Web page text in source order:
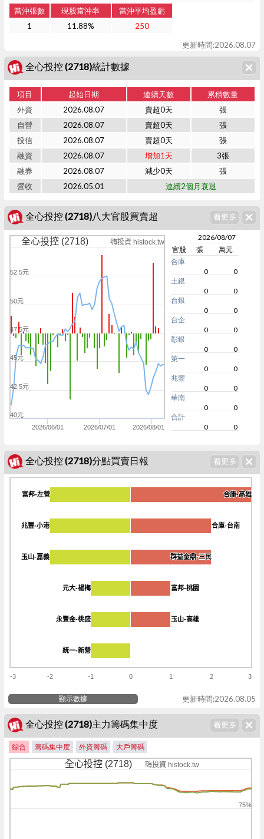
當沖張數 現股當沖率
當沖平均盈虧
1
11.88%
250
更新時間:2026.08.07
全心投控 (2718)統計數據
項目 起始日期 連續天數
累積數量
外資
2026.08.07 賣超0天
張
自營
2026.08.07 賣超0天
張
投信
2026.08.07 賣超0天
張
融資
2026.08.07 增加1天
3張
融券
2026.08.07 減少0天
張
營收
2026.05.01 連續2個月衰退
全心投控 (2718)八大官股買賣超
全心投控 (2718) 嗨投資 histock.tw
2026/06/01 2026/07/01 2026/08/01
40元
42.5元
45元
47.5元
50元
52.5元
-200
2026/08/07
官股
張
萬元
合庫
0
0
土銀
0
0
台銀
0
0
台企
0
0
彰銀
0
0
第一
0
0
兆豐
0
0
華南
0
0
合計
0
0
全心投控 (2718)分點買賣日報
合庫-高雄
合庫-高雄
合庫-台南
合庫-台南
群益金鼎-三民
群益金鼎-三民
富邦-桃園
富邦-桃園
玉山-高雄
玉山-高雄
富邦-左營
富邦-左營
兆豐-小港
兆豐-小港
玉山-嘉義
玉山-嘉義
元大-楊梅
元大-楊梅
永豐金-桃盛
永豐金-桃盛
統一-新營
統一-新營
-3 -2 -1 0 1 2 3
顯示數據 更新時間:2026.08.05
全心投控 (2718)主力籌碼集中度
綜合 籌碼集中度 外資籌碼 大戶籌碼
全心投控 (2718) 嗨投資 histock.tw
75%